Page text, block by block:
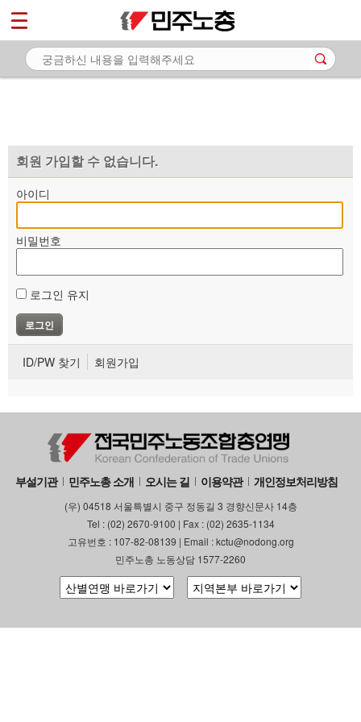
회원 가입할 수 없습니다.
아이디
비밀번호
로그인 유지
ID/PW 찾기 회원가입
부설기관 민주노총 소개 오시는 길 이용약관 개인정보처리방침
(우) 04518 서울특별시 중구 정동길 3 경향신문사 14층
Tel : (02) 2670-9100 | Fax : (02) 2635-1134
고유번호 : 107-82-08139 | Email : kctu@nodong.org
민주노총 노동상담 1577-2260
마이페이지
소개
자료
부설기관